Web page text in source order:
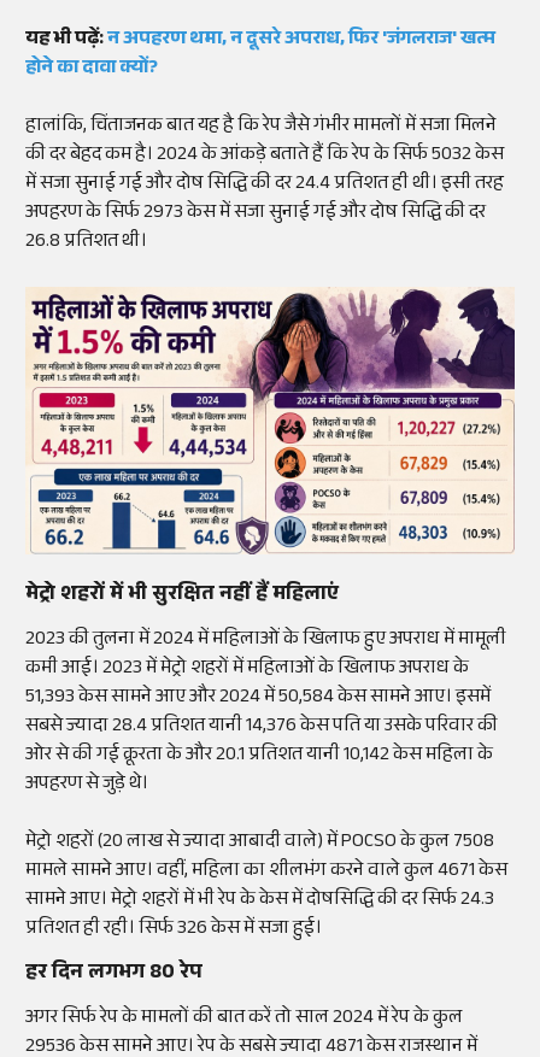
यह भी पढ़ें:न अपहरण थमा, न दूसरे अपराध, फिर 'जंगलराज' खत्म
होने का दावा क्यों?
हालांकि, चिंताजनक बात यह है कि रेप जैसे गंभीर मामलों में सजा मिलने
की दर बेहद कम है। 2024 के आंकड़े बताते हैं कि रेप के सिर्फ 5032 केस
में सजा सुनाई गई और दोष सिद्धि की दर 24.4 प्रतिशत ही थी। इसी तरह
अपहरण के सिर्फ 2973 केस में सजा सुनाई गई और दोष सिद्धि की दर
26.8 प्रतिशत थी।
मेट्रो शहरों में भी सुरक्षित नहीं हैं महिलाएं
2023 की तुलना में 2024 में महिलाओं के खिलाफ हुए अपराध में मामूली
कमी आई। 2023 में मेट्रो शहरों में महिलाओं के खिलाफ अपराध के
51,393 केस सामने आए और 2024 में 50,584 केस सामने आए। इसमें
सबसे ज्यादा 28.4 प्रतिशत यानी 14,376 केस पति या उसके परिवार की
ओर से की गई क्रूरता के और 20.1 प्रतिशत यानी 10,142 केस महिला के
अपहरण से जुड़े थे।
मेट्रो शहरों (20 लाख से ज्यादा आबादी वाले) में POCSO के कुल 7508
मामले सामने आए। वहीं, महिला का शीलभंग करने वाले कुल 4671 केस
सामने आए। मेट्रो शहरों में भी रेप के केस में दोषसिद्धि की दर सिर्फ 24.3
प्रतिशत ही रही। सिर्फ 326 केस में सजा हुई।
हर दिन लगभग 80 रेप
अगर सिर्फ रेप के मामलों की बात करें तो साल 2024 में रेप के कुल
29536 केस सामने आए। रेप के सबसे ज्यादा 4871 केस राजस्थान में